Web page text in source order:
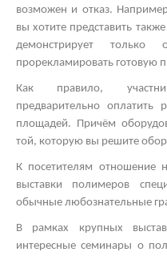
возможен и отказ.
вы хотите представить
демонстрирует
прорекламировать готовую
Как правило,
предварительно оплатить
площадей. Причём
той, которую вы решите
К посетителям отношение
выставки полимеров
обычные любознательные
В рамках крупных
интересные семинары о